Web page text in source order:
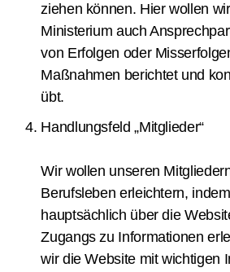
ziehen können. Hier wollen
Ministerium auch
von Erfolgen oder
Maßnahmen berichtet und
übt.
Handlungsfeld „Mitglieder“
Wir wollen unseren
Berufsleben erleichtern,
hauptsächlich über die
Zugangs zu Informationen
wir die Website mit wichtigen